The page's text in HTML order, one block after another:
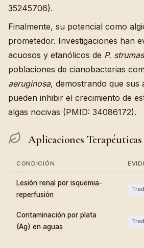
35245706).
Finalmente, su potencial como
prometedor. Investigaciones han
acuosos y etanólicos de P. strumas
poblaciones de cianobacterias
aeruginosa, demostrando que sus
pueden inhibir el crecimiento de
algas nocivas (PMID: 34086172).
Aplicaciones Terapéuticas
CONDICIÓN
Lesión renal por isquemia-
reperfusión
Contaminación por plata
(Ag) en aguas